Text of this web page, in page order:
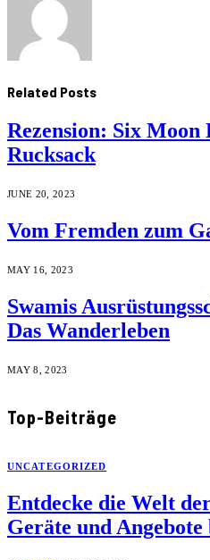
Related Posts
Rezension: Six Moon
Rucksack
JUNE 20, 2023
Vom Fremden zum
MAY 16, 2023
Swamis
Das Wanderleben
MAY 8, 2023
Top-Beiträge
UNCATEGORIZED
Entdecke die Welt
Geräte und